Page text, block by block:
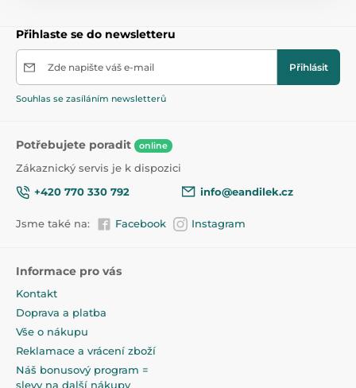
masíruje je, přináší úlevu v období prořezávání
zoubků. Poslední kartáček s měkkými štětinami dítě
používá k čištění zubů samo. Kartáčky jsou vyrobeny z
hygienických materiálů, neobsahují Bisfenol A.
šetrně čistí dásně a zuby
přinášejí úlevu při prořezávání zoubků
naučí vás pravidelně si čistit zuby sami
Bisfenol
silikonový kartáček na dásně
zubní kartáček s měkkými štětinami
Přihlaste se do newsletteru
Zde napište váš e-mail Přihlásit
Souhlas se zasíláním newsletterů
Potřebujete poradit online
Zákaznický servis je k dispozici
+420 770 330 792
info@eandilek.cz
Jsme také na: Facebook Instagram
Informace pro vás
Kontakt
Doprava a platba
Vše o nákupu
Reklamace a vrácení zboží
Náš bonusový program =
slevy na další nákupy